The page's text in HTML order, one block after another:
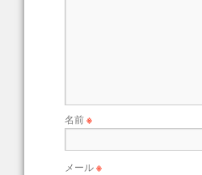
名前※
メール※